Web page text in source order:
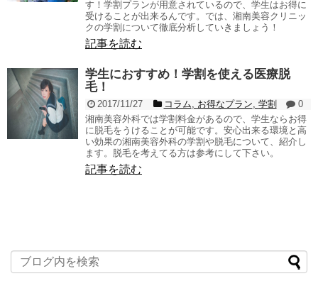
す！学割プランが用意されているので、学生はお得に
受けることが出来るんです。では、湘南美容クリニッ
クの学割について徹底分析していきましょう！
記事を読む
学生におすすめ！学割を使える医療脱
毛！
2017/11/27 コラム, お得なプラン, 学割
0
湘南美容外科では学割料金があるので、学生ならお得
に脱毛をうけることが可能です。安心出来る環境と高
い効果の湘南美容外科の学割や脱毛について、紹介し
ます。脱毛を考えてる方は参考にして下さい。
記事を読む